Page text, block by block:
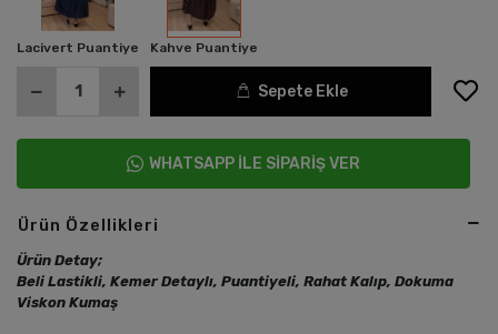
Lacivert Puantiye Kahve Puantiye
Sepete Ekle
WHATSAPP İLE SİPARİŞ VER
Ürün Özellikleri
Ürün Detay;
Beli Lastikli, Kemer Detaylı, Puantiyeli, Rahat Kalıp, Dokuma
Viskon Kumaş